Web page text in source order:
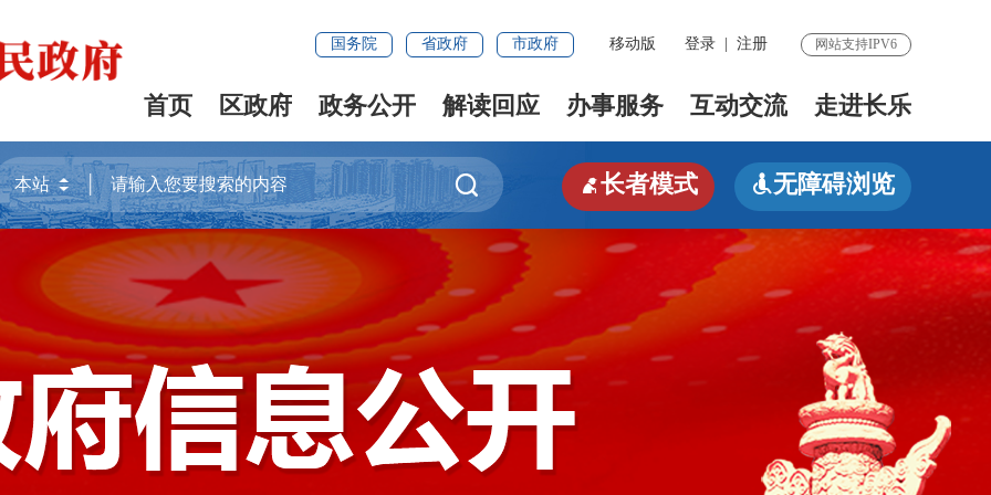
国务院 省政府 市政府 移动版 登录 注册 网站支持IPV6
首页 区政府 政务公开 解读回应 办事服务 互动交流 走进长乐
 长者模式 无障碍浏览